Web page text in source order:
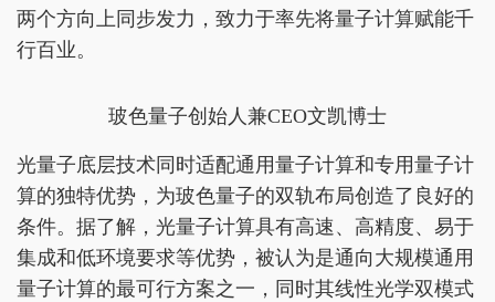
两个方向上同步发力，致力于率先将量子计算赋能千
行百业。
玻色量子创始人兼CEO文凯博士
光量子底层技术同时适配通用量子计算和专用量子计
算的独特优势，为玻色量子的双轨布局创造了良好的
条件。据了解，光量子计算具有高速、高精度、易于
集成和低环境要求等优势，被认为是通向大规模通用
量子计算的最可行方案之一，同时其线性光学双模式